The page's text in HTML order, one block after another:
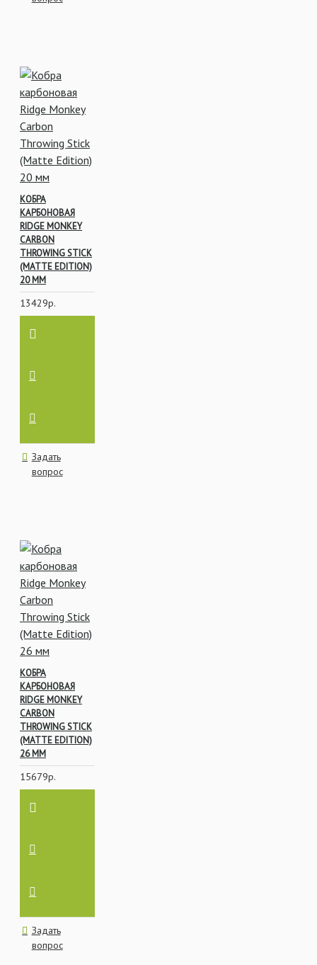
КОБРА
КАРБОНОВАЯ
RIDGE MONKEY
CARBON
THROWING STICK
(MATTE EDITION)
20 ММ
13429р.
Задать
вопрос
КОБРА
КАРБОНОВАЯ
RIDGE MONKEY
CARBON
THROWING STICK
(MATTE EDITION)
26 ММ
15679р.
Задать
вопрос